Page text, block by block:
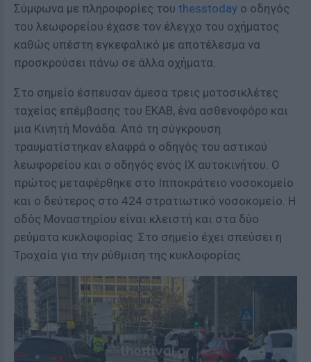
Σύμφωνα με πληροφορίες του thesstoday ο οδηγός
του λεωφορείου έχασε τον έλεγχο του οχήματος
καθώς υπέστη εγκεφαλικό με αποτέλεσμα να
προσκρούσει πάνω σε άλλα οχήματα.
Στο σημείο έσπευσαν άμεσα τρεις μοτοσικλέτες
ταχείας επέμβασης του ΕΚΑΒ, ένα ασθενοφόρο και
μια Κινητή Μονάδα. Από τη σύγκρουση
τραυματίστηκαν ελαφρά ο οδηγός του αστικού
λεωφορείου και ο οδηγός ενός ΙΧ αυτοκινήτου. Ο
πρώτος μεταφέρθηκε στο Ιπποκράτειο νοσοκομείο
και ο δεύτερος στο 424 στρατιωτικό νοσοκομείο. Η
οδός Μοναστηρίου είναι κλειστή και στα δύο
ρεύματα κυκλοφορίας. Στο σημείο έχει σπεύσει η
Τροχαία για την ρύθμιση της κυκλοφορίας.